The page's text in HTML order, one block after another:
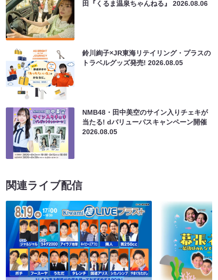
田『くるま温泉ちゃんねる』2026.08.06
鈴川絢子×JR東海リテイリング・プラスの
トラベルグッズ発売!2026.08.05
NMB48・田中美空のサイン入りチェキが
当たる! dバリューパスキャンペーン開催
2026.08.05
関連ライブ配信